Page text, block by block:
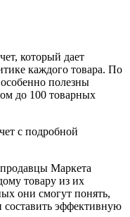
который дает
каждого товара. По
полезны
до 100 товарных
Маркета
товару из их
они смогут понять,
эффективную